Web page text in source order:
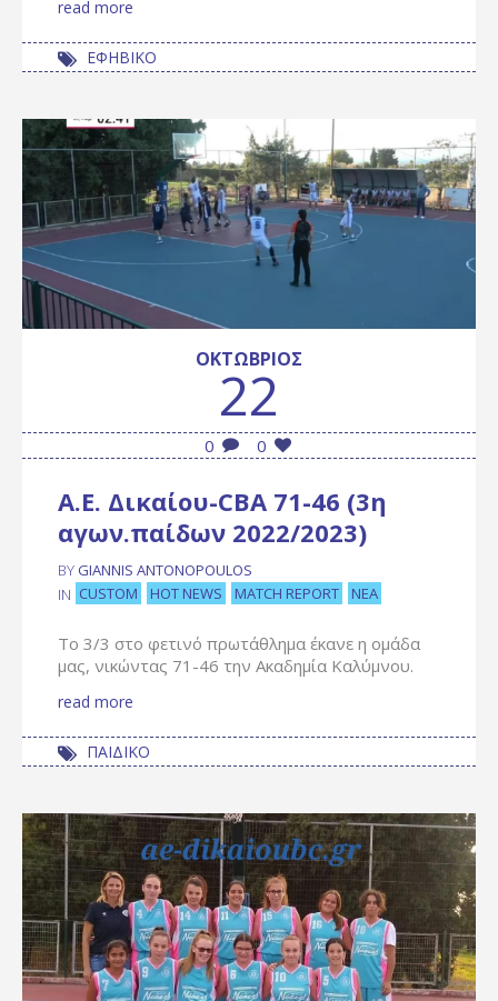
read more
ΕΦΗΒΙΚΟ
ΟΚΤΏΒΡΙΟΣ
22
0 0
Α.Ε. Δικαίου-CBA 71-46 (3η
αγων.παίδων 2022/2023)
BY GIANNIS ANTONOPOULOS
IN CUSTOM HOT NEWS MATCH REPORT ΝΈΑ
Το 3/3 στο φετινό πρωτάθλημα έκανε η ομάδα
μας, νικώντας 71-46 την Ακαδημία Καλύμνου.
read more
ΠΑΙΔΙΚΟ